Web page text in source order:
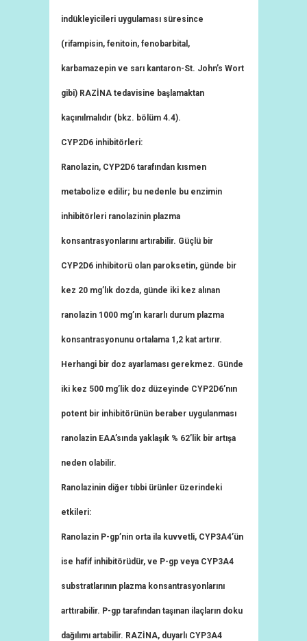
indükleyicileri uygulaması süresince
(rifampisin, fenitoin, fenobarbital,
karbamazepin ve sarı kantaron-St. John’s Wort
gibi) RAZİNA tedavisine başlamaktan
kaçınılmalıdır (bkz. bölüm 4.4).
CYP2D6 inhibitörleri:
Ranolazin, CYP2D6 tarafından kısmen
metabolize edilir; bu nedenle bu enzimin
inhibitörleri ranolazinin plazma
konsantrasyonlarını artırabilir. Güçlü bir
CYP2D6 inhibitorü olan paroksetin, günde bir
kez 20 mg’lık dozda, günde iki kez alınan
ranolazin 1000 mg’ın kararlı durum plazma
konsantrasyonunu ortalama 1,2 kat artırır.
Herhangi bir doz ayarlaması gerekmez. Günde
iki kez 500 mg’lik doz düzeyinde CYP2D6’nın
potent bir inhibitörünün beraber uygulanması
ranolazin EAA’sında yaklaşık % 62’lik bir artışa
neden olabilir.
Ranolazinin diğer tıbbi ürünler üzerindeki
etkileri:
Ranolazin P-gp’nin orta ila kuvvetli, CYP3A4’ün
ise hafif inhibitörüdür, ve P-gp veya CYP3A4
substratlarının plazma konsantrasyonlarını
arttırabilir. P-gp tarafından taşınan ilaçların doku
dağılımı artabilir. RAZİNA, duyarlı CYP3A4